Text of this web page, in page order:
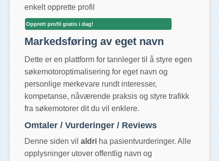
enkelt opprette profil
Opprett profil gratis i dag!
Markedsføring av eget navn
Dette er en plattform for tannleger til å styre egen
søkemotoroptimalisering for eget navn og
personlige merkevare rundt interesser,
kompetanse, nåværende praksis og styre trafikk
fra søkemotorer dit du vil enklere.
Omtaler / Vurderinger / Reviews
Denne siden vil aldri ha pasientvurderinger. Alle
opplysninger utover offentlig navn og